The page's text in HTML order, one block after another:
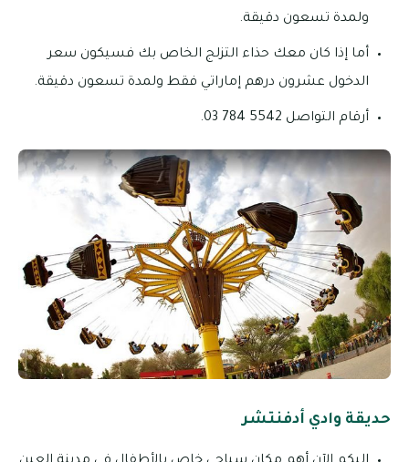
ولمدة تسعون دقيقة.
أما إذا كان معك حذاء التزلج الخاص بك فسيكون سعر
الدخول عشرون درهم إماراتي فقط ولمدة تسعون دقيقة.
أرقام التواصل 5542 784 03.
حديقة وادي أدفنتشر